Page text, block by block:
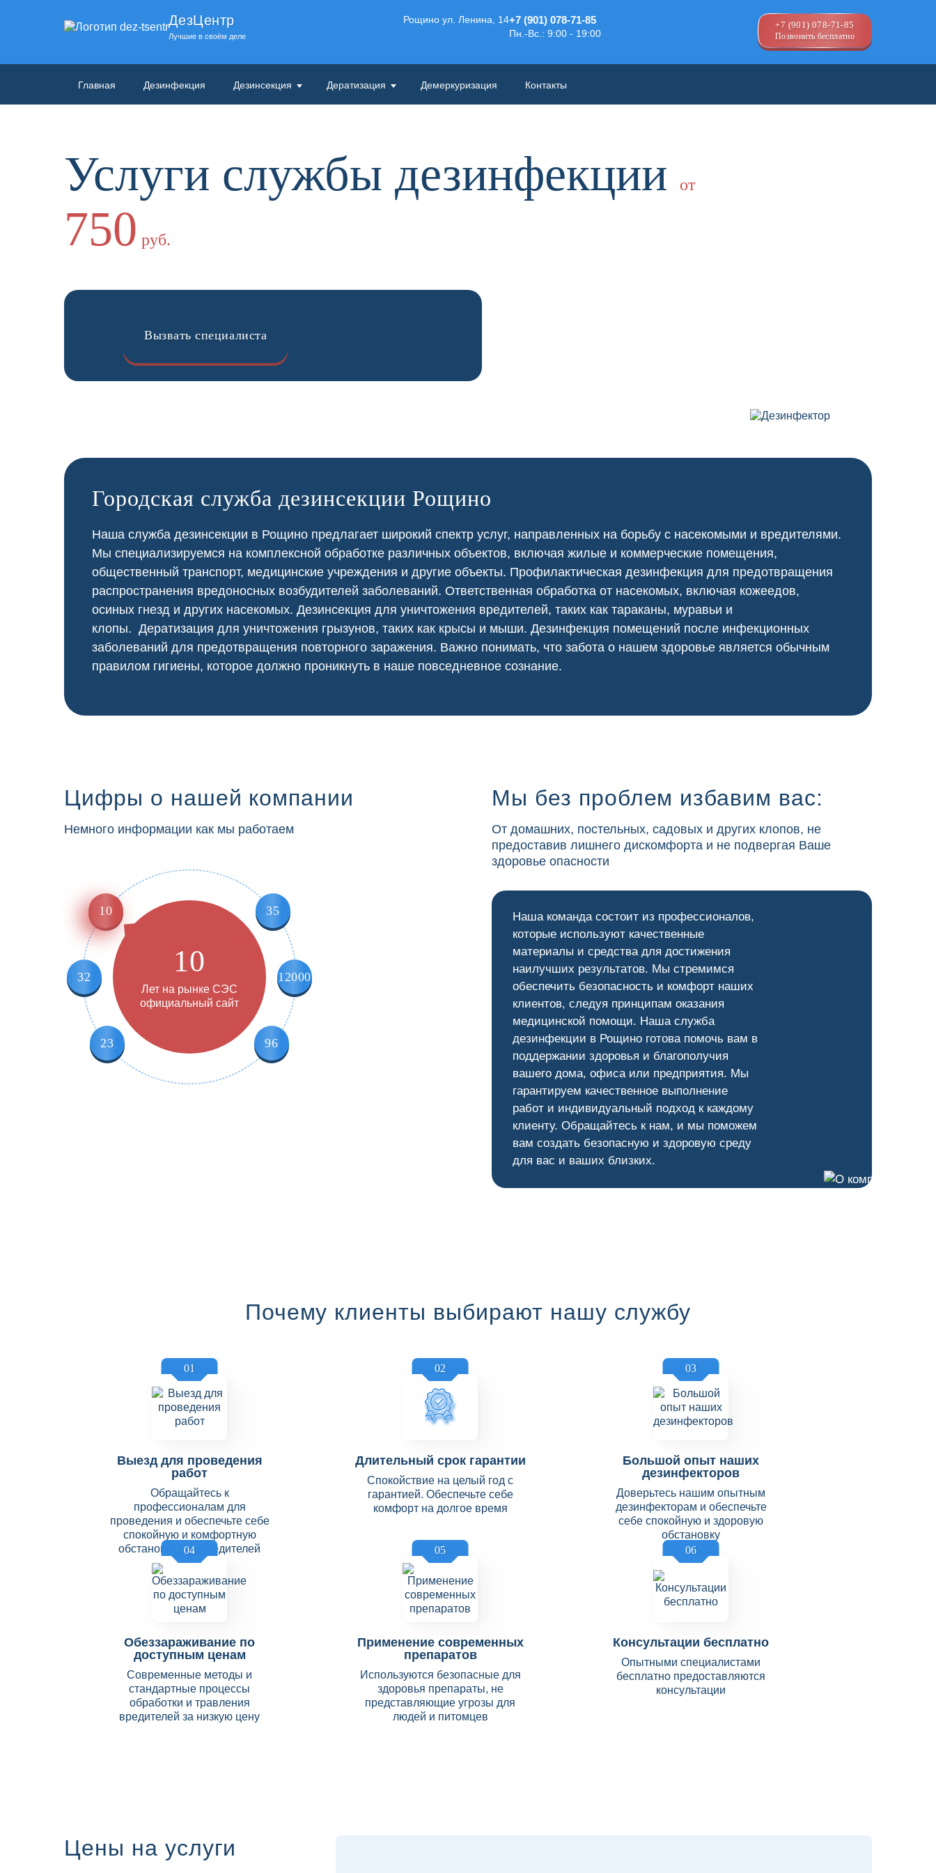
ДезЦентр
Лучшие в своём деле
Рощино ул. Ленина, 14+7 (901) 078-71-85
Пн.-Вс.: 9:00 - 19:00
+7 (901) 078-71-85
Позвонить бесплатно
Главная Дезинфекция Дезинсекция Дератизация Демеркуризация Контакты
Услуги службы дезинфекции от
750 руб.
Вызвать специалиста
Городская служба дезинсекции Рощино
Наша служба дезинсекции в Рощино предлагает широкий спектр услуг, направленных на борьбу с насекомыми и вредителями.
Мы специализируемся на комплексной обработке различных объектов, включая жилые и коммерческие помещения,
общественный транспорт, медицинские учреждения и другие объекты. Профилактическая дезинфекция для предотвращения
распространения вредоносных возбудителей заболеваний. Ответственная обработка от насекомых, включая кожеедов,
осиных гнезд и других насекомых. Дезинсекция для уничтожения вредителей, таких как тараканы, муравьи и
клопы. Дератизация для уничтожения грызунов, таких как крысы и мыши. Дезинфекция помещений после инфекционных
заболеваний для предотвращения повторного заражения. Важно понимать, что забота о нашем здоровье является обычным
правилом гигиены, которое должно проникнуть в наше повседневное сознание.
Цифры о нашей компании
Немного информации как мы работаем
10 35
12000
96
23
32 10
Лет на рынке СЭС
официальный сайт
Мы без проблем избавим вас:
От домашних, постельных, садовых и других клопов, не
предоставив лишнего дискомфорта и не подвергая Ваше
здоровье опасности
Наша команда состоит из профессионалов,
которые используют качественные
материалы и средства для достижения
наилучших результатов. Мы стремимся
обеспечить безопасность и комфорт наших
клиентов, следуя принципам оказания
медицинской помощи. Наша служба
дезинфекции в Рощино готова помочь вам в
поддержании здоровья и благополучия
вашего дома, офиса или предприятия. Мы
гарантируем качественное выполнение
работ и индивидуальный подход к каждому
клиенту. Обращайтесь к нам, и мы поможем
вам создать безопасную и здоровую среду
для вас и ваших близких.
Почему клиенты выбирают нашу службу
01
Выезд для проведения
работ
Обращайтесь к
профессионалам для
проведения и обеспечьте себе
спокойную и комфортную
обстановку без вредителей
02
Длительный срок гарантии
Спокойствие на целый год с
гарантией. Обеспечьте себе
комфорт на долгое время
03
Большой опыт наших
дезинфекторов
Доверьтесь нашим опытным
дезинфекторам и обеспечьте
себе спокойную и здоровую
обстановку
04
Обеззараживание по
доступным ценам
Современные методы и
стандартные процессы
обработки и травления
вредителей за низкую цену
05
Применение современных
препаратов
Используются безопасные для
здоровья препараты, не
представляющие угрозы для
людей и питомцев
06
Консультации бесплатно
Опытными специалистами
бесплатно предоставляются
консультации
Цены на услуги